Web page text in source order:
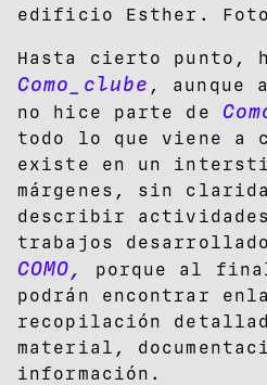
edificio Esther.
Hasta cierto punto,
Como_clube , aunque
no hice parte de
todo lo que viene a
existe en un
márgenes, sin
describir
trabajos
COMO,
porque al
podrán encontrar
recopilación
material,
información.